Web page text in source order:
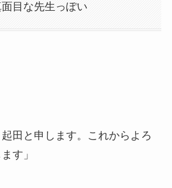
目な先生っぽい
起田と申します。これからよろ
す」